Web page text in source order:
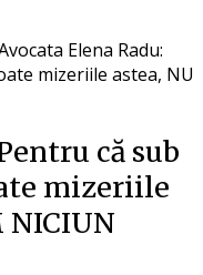
Elena Radu:
mizeriile astea, NU
că sub
mizeriile
NICIUN